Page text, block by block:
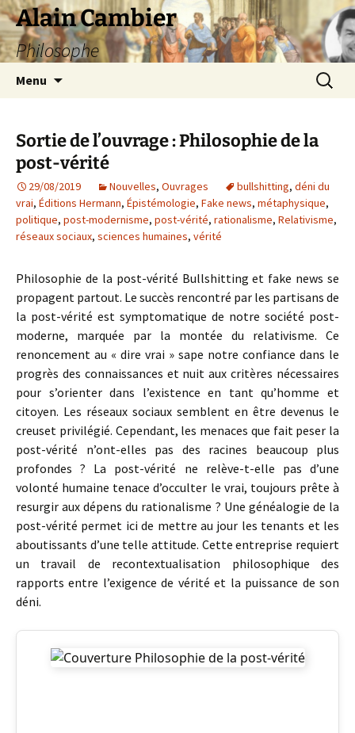
Aller
au
contenu
Alain Cambier
Philosophe
Menu
Sortie de l’ouvrage : Philosophie de la
post-vérité
29/08/2019 Nouvelles, Ouvrages bullshitting, déni du
vrai, Éditions Hermann, Épistémologie, Fake news, métaphysique,
politique, post-modernisme, post-vérité, rationalisme, Relativisme,
réseaux sociaux, sciences humaines, vérité
Philosophie de la post-vérité Bullshitting et fake news se
propagent partout. Le succès rencontré par les partisans de
la post-vérité est symptomatique de notre société post-
moderne, marquée par la montée du relativisme. Ce
renoncement au « dire vrai » sape notre confiance dans le
progrès des connaissances et nuit aux critères nécessaires
pour s’orienter dans l’existence en tant qu’homme et
citoyen. Les réseaux sociaux semblent en être devenus le
creuset privilégié. Cependant, les menaces que fait peser la
post-vérité n’ont-elles pas des racines beaucoup plus
profondes ? La post-vérité ne relève-t-elle pas d’une
volonté humaine tenace d’occulter le vrai, toujours prête à
resurgir aux dépens du rationalisme ? Une généalogie de la
post-vérité permet ici de mettre au jour les tenants et les
aboutissants d’une telle attitude. Cette entreprise requiert
un travail de recontextualisation philosophique des
rapports entre l’exigence de vérité et la puissance de son
déni.